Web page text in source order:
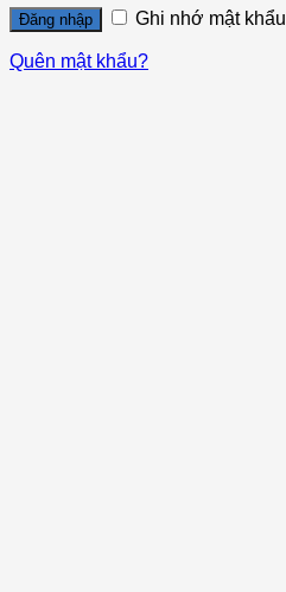
Đăng nhập Ghi nhớ mật khẩu
Quên mật khẩu?